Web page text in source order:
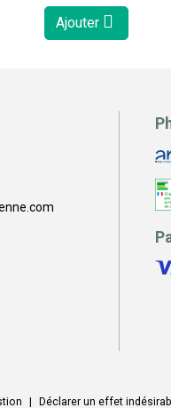
Ajouter
Déclarer un effet